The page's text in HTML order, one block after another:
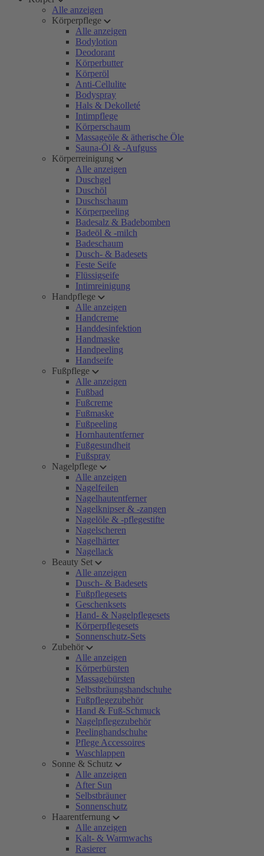
Alle anzeigen
Körperpflege
Alle anzeigen
Bodylotion
Deodorant
Körperbutter
Körperöl
Anti-Cellulite
Bodyspray
Hals & Dekolleté
Intimpflege
Körperschaum
Massageöle & ätherische Öle
Sauna-Öl & -Aufguss
Körperreinigung
Alle anzeigen
Duschgel
Duschöl
Duschschaum
Körperpeeling
Badesalz & Badebomben
Badeöl & -milch
Badeschaum
Dusch- & Badesets
Feste Seife
Flüssigseife
Intimreinigung
Handpflege
Alle anzeigen
Handcreme
Handdesinfektion
Handmaske
Handpeeling
Handseife
Fußpflege
Alle anzeigen
Fußbad
Fußcreme
Fußmaske
Fußpeeling
Hornhautentferner
Fußgesundheit
Fußspray
Nagelpflege
Alle anzeigen
Nagelfeilen
Nagelhautentferner
Nagelknipser & -zangen
Nagelöle & -pflegestifte
Nagelscheren
Nagelhärter
Nagellack
Beauty Set
Alle anzeigen
Dusch- & Badesets
Fußpflegesets
Geschenksets
Hand- & Nagelpflegesets
Körperpflegesets
Sonnenschutz-Sets
Zubehör
Alle anzeigen
Körperbürsten
Massagebürsten
Selbstbräungshandschuhe
Fußpflegezubehör
Hand & Fuß-Schmuck
Nagelpflegezubehör
Peelinghandschuhe
Pflege Accessoires
Waschlappen
Sonne & Schutz
Alle anzeigen
After Sun
Selbstbräuner
Sonnenschutz
Haarentfernung
Alle anzeigen
Kalt- & Warmwachs
Rasierer